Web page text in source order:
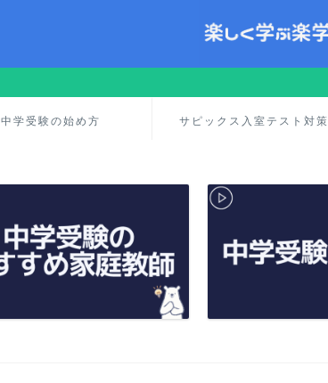
中学受験の始め方 サピックス入室テスト対策